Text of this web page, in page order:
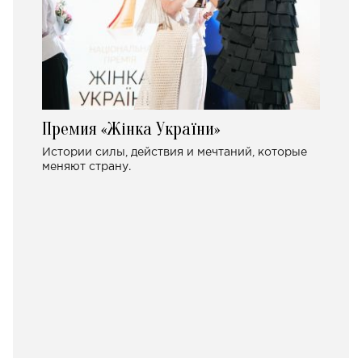
Премия «Жінка України»
Истории силы, действия и мечтаний, которые
меняют страну.